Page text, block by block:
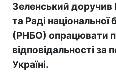
Зеленський доручив
та Раді
(РНБО) опрацювати
відповідальності
Україні.